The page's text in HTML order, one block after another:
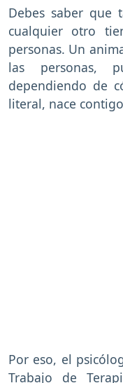
Debes saber que
cualquier otro
personas. Un
las personas,
dependiendo de
literal, nace
Por eso, el
Trabajo de